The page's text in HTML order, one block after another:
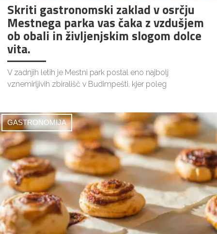
Skriti gastronomski zaklad v osrčju
Mestnega parka vas čaka z vzdušjem
ob obali in življenjskim slogom dolce
vita.
V zadnjih letih je Mestni park postal eno najbolj
vznemirljivih zbirališč v Budimpešti, kjer poleg
GASTRONOMIJA